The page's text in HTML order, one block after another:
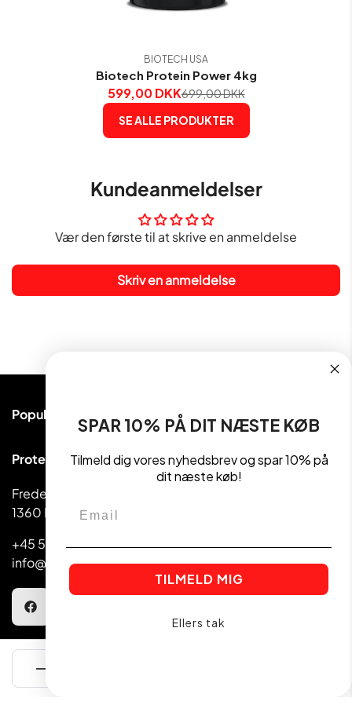
BIOTECH USA
Biotech Protein Power 4kg
599,00 DKK699,00 DKK
SE ALLE PRODUKTER
Kundeanmeldelser
Vær den første til at skrive en anmeldelse
Skriv en anmeldelse
Proteinudsalg ApS
Frederiksborggade 39
1360 København
+45 5810 1080
info@getactive.dk
Populære kategorier
Håndvægte & Vægte
Madvarer
Kettlebell
Kundeservice
Find en butik
SPAR 10% PÅ DIT NÆSTE KØB
Tilmeld dig vores nyhedsbrev og spar 10% på
dit næste køb!
TILMELD MIG
Ellers tak